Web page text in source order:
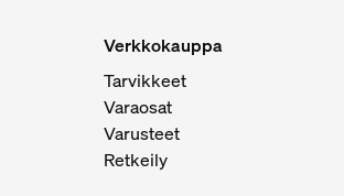
Verkkokauppa
Tarvikkeet
Varaosat
Varusteet
Retkeily